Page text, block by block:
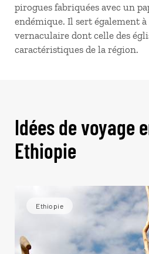
pirogues fabriquées avec un
endémique. Il sert également
vernaculaire dont celle des
caractéristiques de la région.
Idées de voyage
Ethiopie
Ethiopie